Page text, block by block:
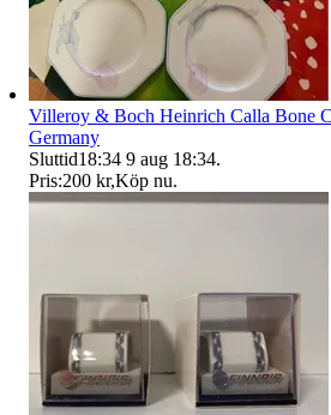
Villeroy & Boch Heinrich Calla Bone
Germany
Sluttid18:34 9 aug 18:34.
Pris:200 kr,Köp nu.